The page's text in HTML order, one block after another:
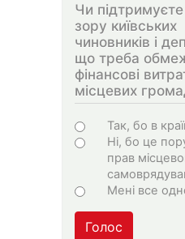
Чи
зору київських
чиновників і
що треба
фінансові
місцевих
Варіанти
Так, бо в
Ні, бо це
прав
Мені все
Голос